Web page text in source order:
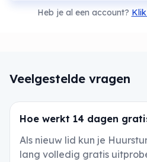
Heb je al een account?
Veelgestelde vragen
Hoe werkt 14 dagen
Als nieuw lid kun je
lang volledig gratis